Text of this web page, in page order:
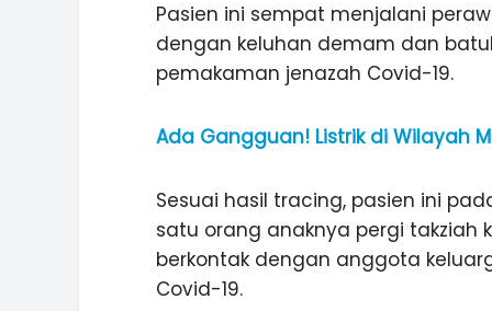
Pasien ini sempat menjalani
dengan keluhan demam dan
pemakaman jenazah Covid-19.
Ada Gangguan! Listrik di Wilayah
Sesuai hasil tracing, pasien ini
satu orang anaknya pergi takziah
berkontak dengan anggota
Covid-19.